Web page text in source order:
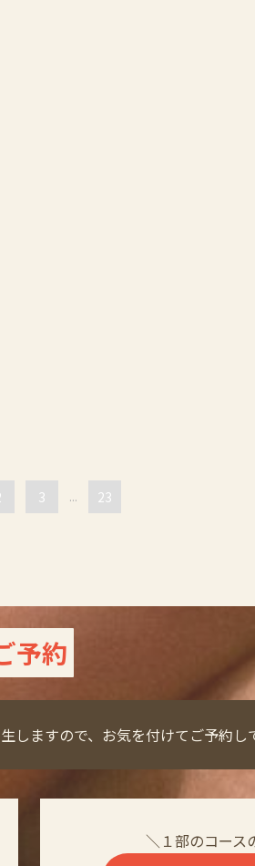
3 ... 23
予約
しますので、お気を付けてご予約し
＼１部のコース